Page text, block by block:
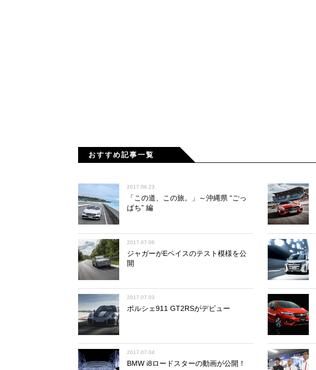
おすすめ記事一覧
2017.06.23
「この道、この旅。」～沖縄県 “ごっ
ぱち” 編
2017.07.06
ジャガーがEペイスのテスト模様を公
開
2017.07.03
ポルシェ911 GT2RSがデビュー
2017.07.04
BMW i8ロードスターの動画が公開！